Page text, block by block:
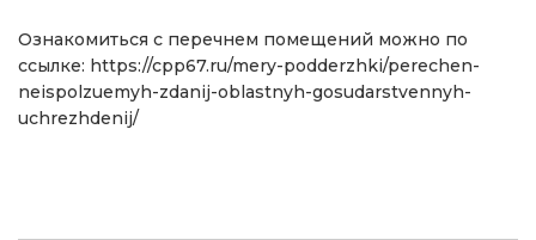
Ознакомиться с перечнем помещений можно по
ссылке: https://cpp67.ru/mery-podderzhki/perechen-
neispolzuemyh-zdanij-oblastnyh-gosudarstvennyh-
uchrezhdenij/